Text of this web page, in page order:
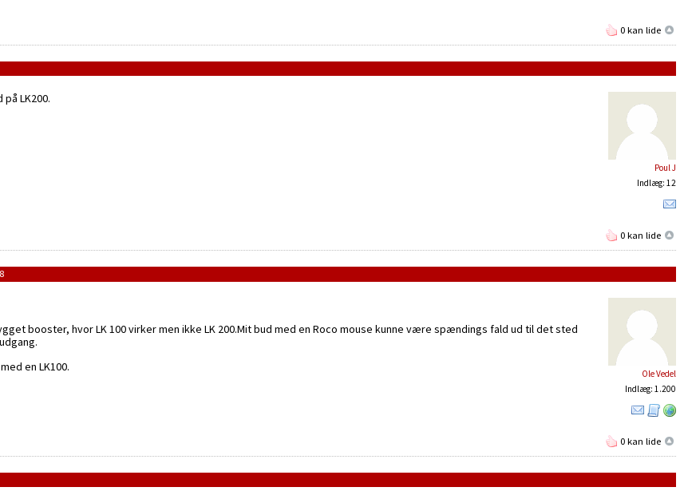
0 kan lide
Poul J
Indlæg: 12
LK200.
0 kan lide
Ole Vedel
Indlæg: 1.200
booster, hvor LK 100 virker men ikke LK 200.Mit bud med en Roco mouse kunne være spændings fald ud til det sted
en LK100.
0 kan lide